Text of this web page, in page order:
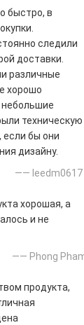
быстро, в
следили
доставки.
различные
хорошо
техническую
бы они
дизайну.
—— leedm0617 l
хорошая, а
и не
—— Phong
продукта,